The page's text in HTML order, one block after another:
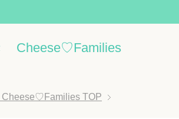
Cheese♡Families
TOP